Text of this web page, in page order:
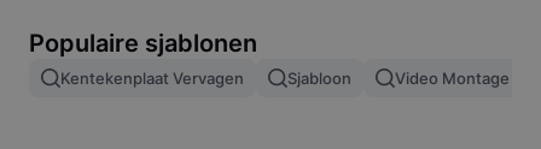
Afbeeldingen samenvoegen
Populaire sjablonen
Kentekenplaat Vervagen Sjabloon Video Montage